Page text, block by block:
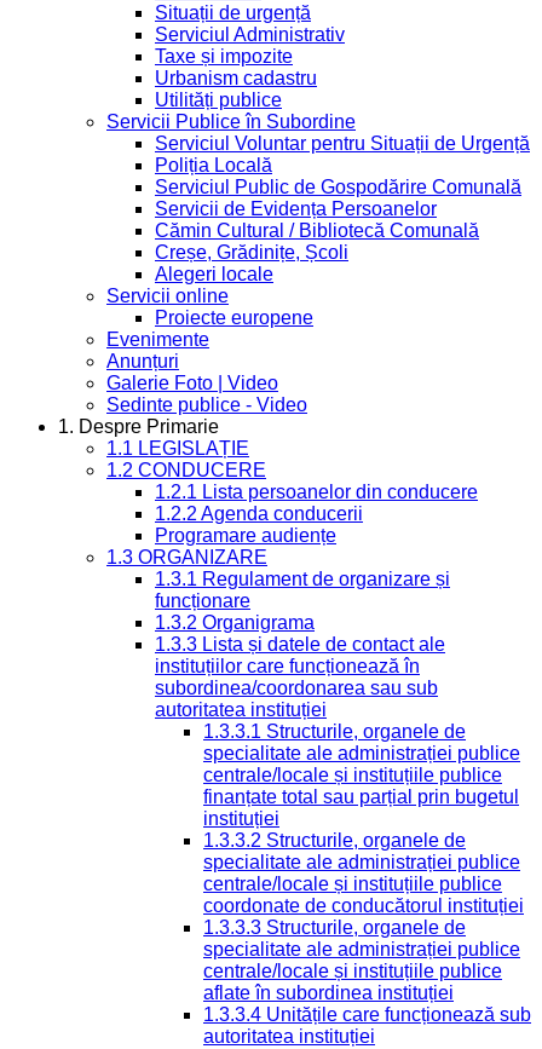
Situații de urgență
Serviciul Administrativ
Taxe și impozite
Urbanism cadastru
Utilități publice
Servicii Publice în Subordine
Serviciul Voluntar pentru Situații de Urgență
Poliția Locală
Serviciul Public de Gospodărire Comunală
Servicii de Evidența Persoanelor
Cămin Cultural / Bibliotecă Comunală
Creșe, Grădinițe, Școli
Alegeri locale
Servicii online
Proiecte europene
Evenimente
Anunțuri
Galerie Foto | Video
Sedinte publice - Video
1. Despre Primarie
1.1 LEGISLAȚIE
1.2 CONDUCERE
1.2.1 Lista persoanelor din conducere
1.2.2 Agenda conducerii
Programare audiențe
1.3 ORGANIZARE
1.3.1 Regulament de organizare și
funcționare
1.3.2 Organigrama
1.3.3 Lista și datele de contact ale
instituțiilor care funcționează în
subordinea/coordonarea sau sub
autoritatea instituției
1.3.3.1 Structurile, organele de
specialitate ale administrației publice
centrale/locale și instituțiile publice
finanțate total sau parțial prin bugetul
instituției
1.3.3.2 Structurile, organele de
specialitate ale administrației publice
centrale/locale și instituțiile publice
coordonate de conducătorul instituției
1.3.3.3 Structurile, organele de
specialitate ale administrației publice
centrale/locale și instituțiile publice
aflate în subordinea instituției
1.3.3.4 Unitățile care funcționează sub
autoritatea instituției